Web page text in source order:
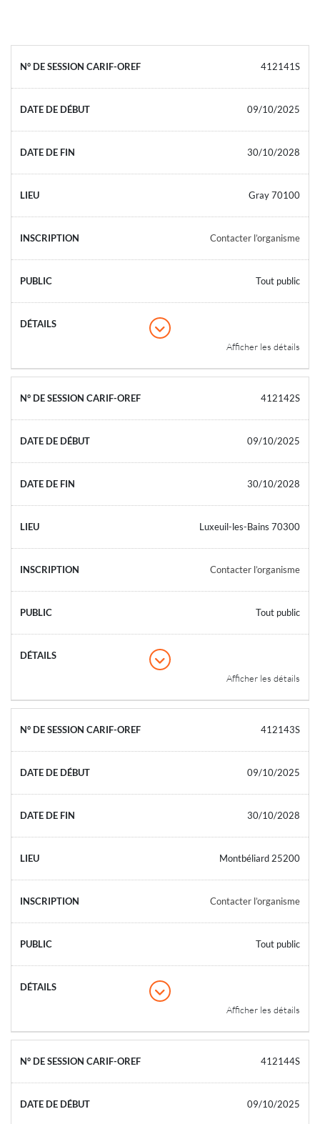
412141S
09/10/2025
30/10/2028
Gray 70100
Contacter l’organisme
Tout public
Afficher les détails
412142S
09/10/2025
30/10/2028
Luxeuil-les-Bains 70300
Contacter l’organisme
Tout public
Afficher les détails
412143S
09/10/2025
30/10/2028
Montbéliard 25200
Contacter l’organisme
Tout public
Afficher les détails
412144S
09/10/2025